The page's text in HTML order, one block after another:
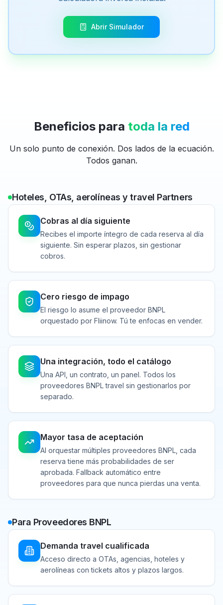
Abrir Simulador
Beneficios para toda la red
Un solo punto de conexión. Dos lados de la ecuación.
Todos ganan.
Hoteles, OTAs, aerolíneas y travel Partners
Cobras al día siguiente
Recibes el importe íntegro de cada reserva al día
siguiente. Sin esperar plazos, sin gestionar
cobros.
Cero riesgo de impago
El riesgo lo asume el proveedor BNPL
orquestado por Fliinow. Tú te enfocas en vender.
Una integración, todo el catálogo
Una API, un contrato, un panel. Todos los
proveedores BNPL travel sin gestionarlos por
separado.
Mayor tasa de aceptación
Al orquestar múltiples proveedores BNPL, cada
reserva tiene más probabilidades de ser
aprobada. Fallback automático entre
proveedores para que nunca pierdas una venta.
Para Proveedores BNPL
Demanda travel cualificada
Acceso directo a OTAs, agencias, hoteles y
aerolíneas con tickets altos y plazos largos.